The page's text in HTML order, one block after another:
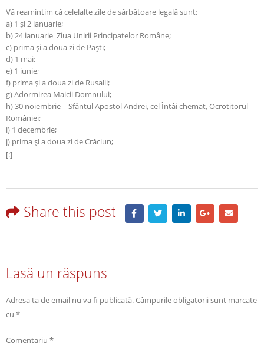
Vă reamintim că celelalte zile de sărbătoare legală sunt:
a) 1 şi 2 ianuarie;
b) 24 ianuarie Ziua Unirii Principatelor Române;
c) prima şi a doua zi de Paşti;
d) 1 mai;
e) 1 iunie;
f) prima şi a doua zi de Rusalii;
g) Adormirea Maicii Domnului;
h) 30 noiembrie – Sfântul Apostol Andrei, cel Întâi chemat, Ocrotitorul
României;
i) 1 decembrie;
j) prima şi a doua zi de Crăciun;
[:]
Share this post
Lasă un răspuns
Adresa ta de email nu va fi publicată.Câmpurile obligatorii sunt marcate
cu *
Comentariu *